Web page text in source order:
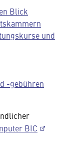
Blick
und
-gebühren
BIC